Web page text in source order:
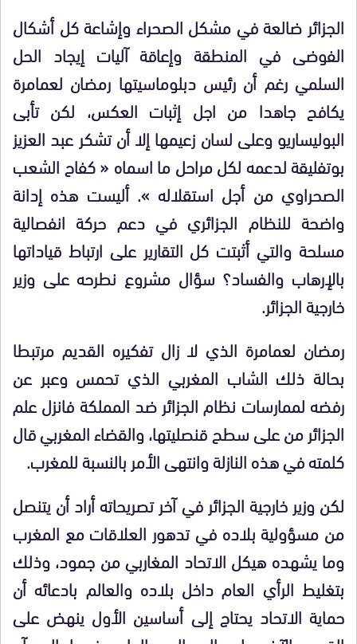
الجزائر ضالعة في مشكل الصحراء وإشاعة كل أشكال
الفوضى في المنطقة وإعاقة آليات إيجاد الحل
السلمي رغم أن رئيس دبلوماسيتها رمضان لعمامرة
يكافح جاهدا من اجل إثبات العكس، لكن تأبى
البوليساريو وعلى لسان زعيمها إلا أن تشكر عبد العزيز
بوتفليقة لدعمه لكل مراحل ما اسماه « كفاح الشعب
الصحراوي من أجل استقلاله ». أليست هذه إدانة
واضحة للنظام الجزائري في دعم حركة انفصالية
مسلحة والتي أثبتت كل التقارير على ارتباط قياداتها
بالإرهاب والفساد؟ سؤال مشروع نطرحه على وزير
خارجية الجزائر.
رمضان لعمامرة الذي لا زال تفكيره القديم مرتبطا
بحالة ذلك الشاب المغربي الذي تحمس وعبر عن
رفضه لممارسات نظام الجزائر ضد المملكة فانزل علم
الجزائر من على سطح قنصليتها، والقضاء المغربي قال
كلمته في هذه النازلة وانتهى الأمر بالنسبة للمغرب.
لكن وزير خارجية الجزائر في آخر تصريحاته أراد أن يتنصل
من مسؤولية بلاده في تدهور العلاقات مع المغرب
وما يشهده هيكل الاتحاد المغاربي من جمود، وذلك
بتغليط الرأي العام داخل بلاده والعالم بادعائه أن
حماية الاتحاد يحتاج إلى أساسين الأول ينهض على